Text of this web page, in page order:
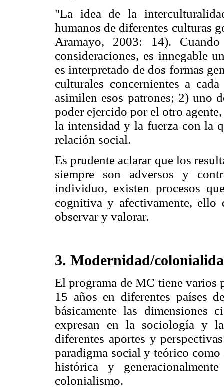
"La idea de la
humanos de diferentes culturas
Aramayo, 2003: 14).
consideraciones, es innegable
es interpretado de dos formas
culturales concernientes a
asimilen esos patrones; 2) uno
poder ejercido por el otro
la intensidad y la fuerza con la
relación social.
Es prudente aclarar que los
siempre son adversos y
individuo, existen procesos
cognitiva y afectivamente, ello
observar y valorar.
3. Modernidad/
El programa de MC tiene varios
15 años en diferentes países
básicamente las dimensiones
expresan en la sociología y
diferentes aportes y
paradigma social y teórico
histórica y
colonialismo.